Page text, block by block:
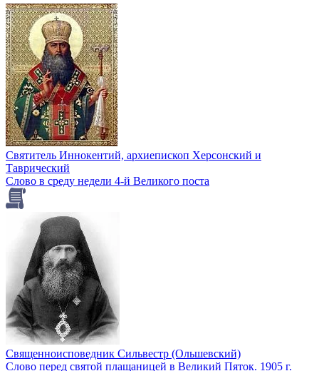
Святитель Иннокентий, архиепископ Херсонский и
Таврический
Слово в среду недели 4-й Великого поста
Священноисповедник Сильвестр (Ольшевский)
Слово перед святой плащаницей в Великий Пяток. 1905 г.